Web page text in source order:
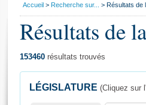
Général
Vous
Accueil Recherche sur... Résultats de
Résultats de
153460 résultats trouvés
LÉGISLATURE (Cliquez sur